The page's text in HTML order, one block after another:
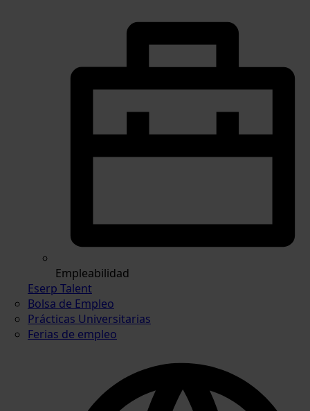
Empleabilidad
Eserp Talent
Bolsa de Empleo
Prácticas Universitarias
Ferias de empleo